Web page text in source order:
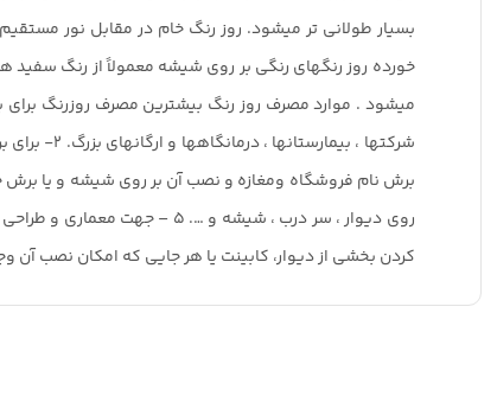
بسیار طولانی تر میشود. روز رنگ خام در مقابل نور
خورده روز رنگهای رنگی بر روی شیشه معمولاً از رنگ
روی دیوار ، سر درب ، شیشه
کردن بخشی از دیوار، کابینت یا هر جایی که امکان نصب آن